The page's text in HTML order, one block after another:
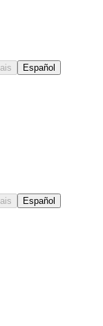
Español
Español